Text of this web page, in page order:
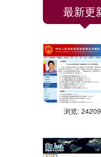
最新更
浏览: 24209